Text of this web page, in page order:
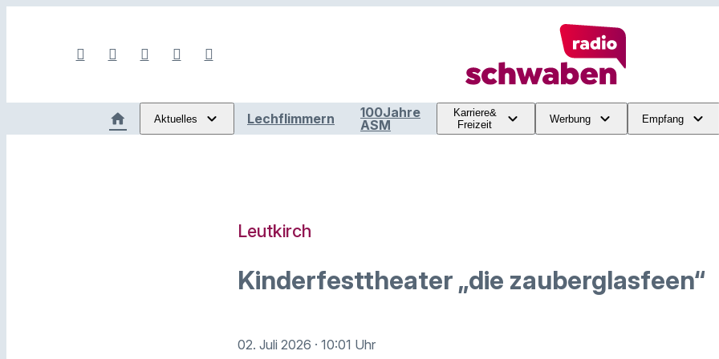
Aktuelles Lechflimmern
100Jahre
ASM
Karriere&
Freizeit
Werbung Empfang
Leutkirch
Kinderfesttheater „die zauberglasfeen“
02. Juli 2026 · 10:01 Uhr